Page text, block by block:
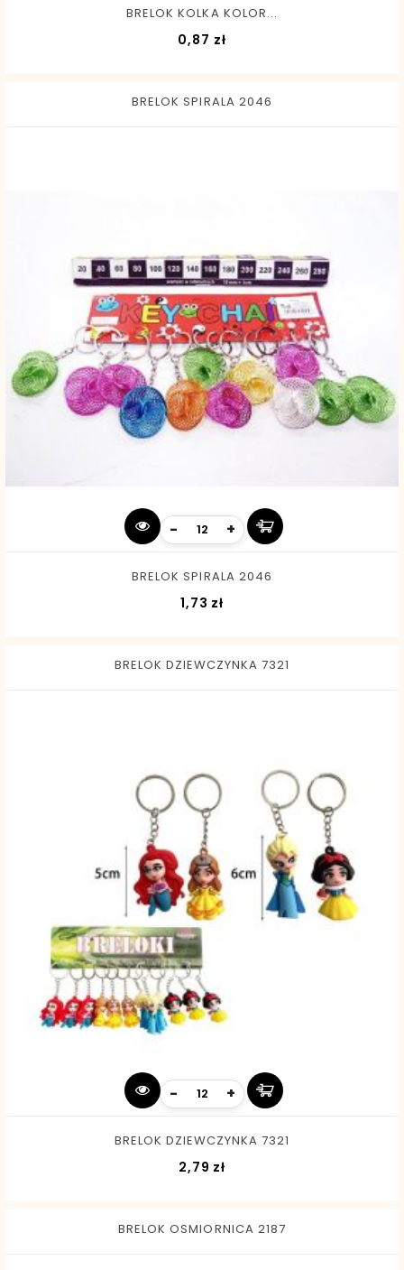
BRELOK KOLKA KOLOR...
0,87 złCena
BRELOK SPIRALA 2046
- +
BRELOK SPIRALA 2046
1,73 zł
BRELOK DZIEWCZYNKA 7321
- +
BRELOK DZIEWCZYNKA 7321
2,79 zł
BRELOK OSMIORNICA 2187